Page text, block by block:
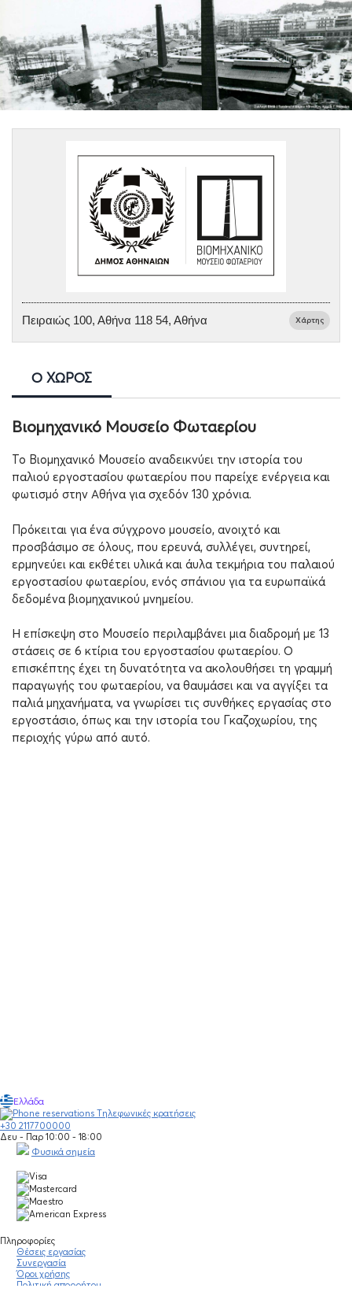
Πειραιώς 100, Αθήνα 118 54, Αθήνα Χάρτης
Ο ΧΩΡΟΣ
Βιομηχανικό Μουσείο Φωταερίου
Το Βιομηχανικό Μουσείο αναδεικνύει την ιστορία του
παλιού εργοστασίου φωταερίου που παρείχε ενέργεια και
φωτισμό στην Αθήνα για σχεδόν 130 χρόνια.
Πρόκειται για ένα σύγχρονο μουσείο, ανοιχτό και
προσβάσιμο σε όλους, που ερευνά, συλλέγει, συντηρεί,
ερμηνεύει και εκθέτει υλικά και άυλα τεκμήρια του παλαιού
εργοστασίου φωταερίου, ενός σπάνιου για τα ευρωπαϊκά
δεδομένα βιομηχανικού μνημείου.
Η επίσκεψη στο Μουσείο περιλαμβάνει μια διαδρομή με 13
στάσεις σε 6 κτίρια του εργοστασίου φωταερίου. Ο
επισκέπτης έχει τη δυνατότητα να ακολουθήσει τη γραμμή
παραγωγής του φωταερίου, να θαυμάσει και να αγγίξει τα
παλιά μηχανήματα, να γνωρίσει τις συνθήκες εργασίας στο
εργοστάσιο, όπως και την ιστορία του Γκαζοχωρίου, της
περιοχής γύρω από αυτό.
Ελλάδα
Τηλεφωνικές κρατήσεις
+30 2117700000
Δευ - Παρ 10:00 - 18:00
Φυσικά σημεία
Πληροφορίες
Θέσεις εργασίας
Συνεργασία
Όροι χρήσης
Πολιτική απορρήτου